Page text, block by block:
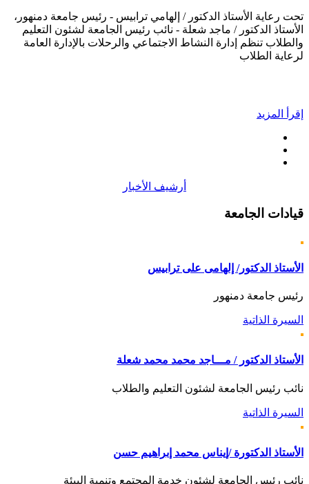
تحت رعاية الأستاذ الدكتور / إلهامي ترابيس - رئيس جامعة دمنهور،
الأستاذ الدكتور / ماجد شعلة - نائب رئيس الجامعة لشئون التعليم
والطلاب تنظم إدارة النشاط الاجتماعي والرحلات بالإدارة العامة
لرعاية الطلاب
إقرأ المزيد
أرشيف الأخبار
قيادات الجامعة
الأستاذ الدكتور/ إلهامى على ترابيس
رئيس جامعة دمنهور
السيرة الذاتية
الأستاذ الدكتور / مـــاجد محمد محمد شعلة
نائب رئيس الجامعة لشئون التعليم والطلاب
السيرة الذاتية
الأستاذ الدكتورة /إيناس محمد إبراهيم حسن
نائب رئيس الجامعة لشئون خدمة المجتمع وتنمية البيئة